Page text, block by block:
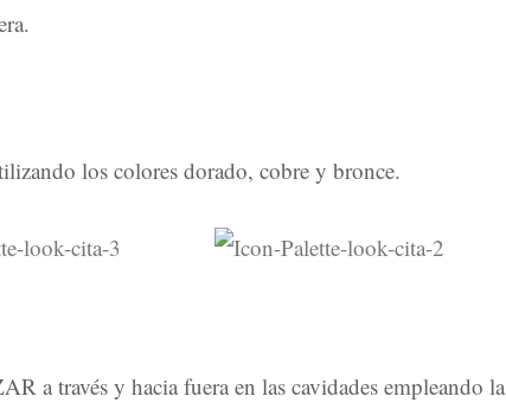
los colores dorado, cobre y bronce.
a través y hacia fuera en las cavidades empleando la